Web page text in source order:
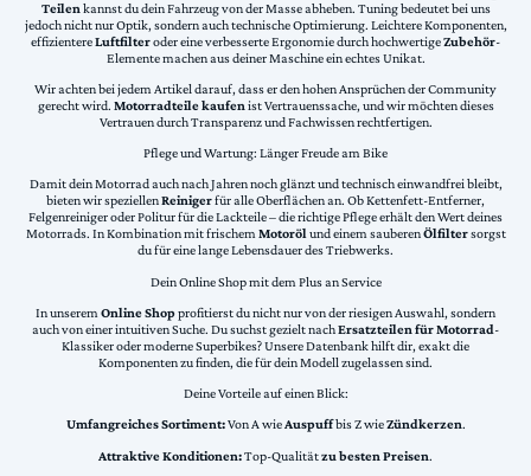
Teilen kannst du dein Fahrzeug von der Masse abheben. Tuning bedeutet bei uns
jedoch nicht nur Optik, sondern auch technische Optimierung. Leichtere Komponenten,
effizientereLuftfilteroder eine verbesserte Ergonomie durch hochwertigeZubehör-
Elemente machen aus deiner Maschine ein echtes Unikat.
Wir achten bei jedem Artikel darauf, dass er den hohen Ansprüchen der Community
gerecht wird. Motorradteile kaufen ist Vertrauenssache, und wir möchten dieses
Vertrauen durch Transparenz und Fachwissen rechtfertigen.
Pflege und Wartung: Länger Freude am Bike
Damit dein Motorrad auch nach Jahren noch glänzt und technisch einwandfrei bleibt,
bieten wir speziellenReinigerfür alle Oberflächen an. Ob Kettenfett-Entferner,
Felgenreiniger oder Politur für die Lackteile – die richtige Pflege erhält den Wert deines
Motorrads. In Kombination mit frischemMotorölund einem sauberenÖlfiltersorgst
du für eine lange Lebensdauer des Triebwerks.
Dein Online Shop mit dem Plus an Service
In unserem Online Shopprofitierst du nicht nur von der riesigen Auswahl, sondern
auch von einer intuitiven Suche. Du suchst gezielt nachErsatzteilen für Motorrad-
Klassiker oder moderne Superbikes? Unsere Datenbank hilft dir, exakt die
Komponenten zu finden, die für dein Modell zugelassen sind.
Deine Vorteile auf einen Blick:
Umfangreiches Sortiment:Von A wieAuspuffbis Z wieZündkerzen.
Attraktive Konditionen:Top-Qualitätzu besten Preisen.